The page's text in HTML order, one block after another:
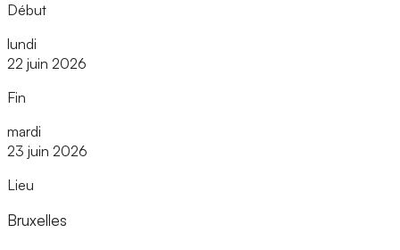
Début
lundi
22 juin 2026
Fin
mardi
23 juin 2026
Lieu
Bruxelles